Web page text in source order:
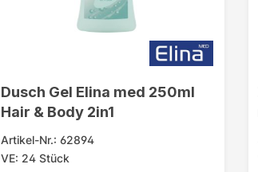
Dusch Gel Elina med 250ml
Hair & Body 2in1
Artikel-Nr.: 62894
VE: 24 Stück